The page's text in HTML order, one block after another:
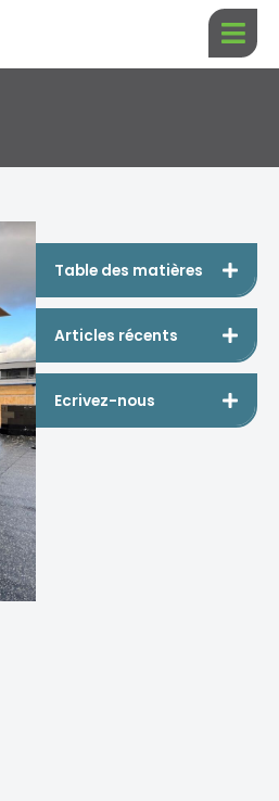
Table des matières
Articles récents
Ecrivez-nous